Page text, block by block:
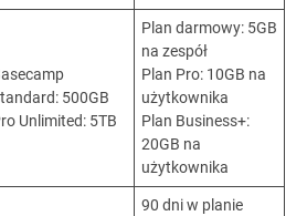
500GB
Unlimited: 5TB
Plan darmowy: 5GB
na zespół
Plan Pro: 10GB na
użytkownika
Plan Business+:
20GB na
użytkownika
90 dni w planie